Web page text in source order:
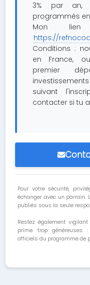
3% par an,
programmés
Mon
https://
Conditions :
en France,
premier
suivant
contacter si tu
Pour votre sécurité,
échanger avec un
publiés sous la seule
Restez également
prime trop généreuses
officiels du programme de